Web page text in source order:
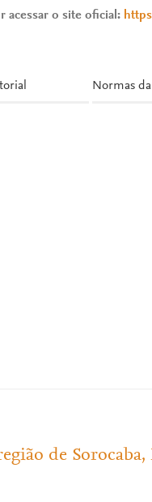
acessar o site oficial:
Normas
de Sorocaba,